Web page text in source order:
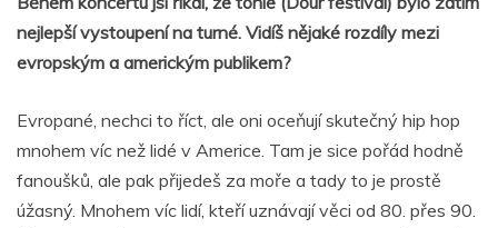
nejlepší vystoupení na turné. Vidíš nějaké rozdíly mezi
evropským a americkým publikem?
Evropané, nechci to říct, ale oni oceňují skutečný hip hop
mnohem víc než lidé v Americe. Tam je sice pořád hodně
fanoušků, ale pak přijedeš za moře a tady to je prostě
úžasný. Mnohem víc lidí, kteří uznávají věci od 80. přes 90.